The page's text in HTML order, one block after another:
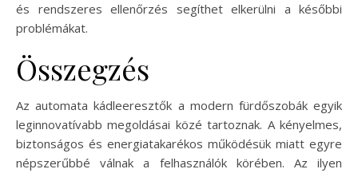
és rendszeres ellenőrzés segíthet elkerülni a későbbi
problémákat.
Összegzés
Az automata kádleeresztők a modern fürdőszobák egyik
leginnovatívabb megoldásai közé tartoznak. A kényelmes,
biztonságos és energiatakarékos működésük miatt egyre
népszerűbbé válnak a felhasználók körében. Az ilyen